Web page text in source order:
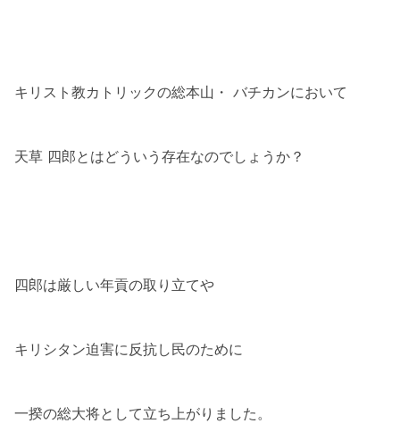
キリスト教カトリックの総本山・ バチカンにおいて
天草 四郎とはどういう存在なのでしょうか？
四郎は厳しい年貢の取り立てや
キリシタン迫害に反抗し民のために
一揆の総大将として立ち上がりました。